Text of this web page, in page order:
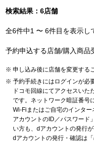
検索結果：6店舗
全6件中1 〜 6件目を表示し
予約申込する店舗/購入商品
申し込み後に店舗を変更する
予約手続きにはログインが必
ドコモ回線にてアクセスい
です。ネットワーク暗証番号
Wi-Fiまたはご自宅のインタ
アカウントのID／パスワード
い方も、dアカウントの発行が
dアカウントの発行・確認は「